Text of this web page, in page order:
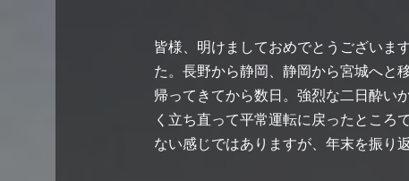
皆様、明けましておめでとうございます
た。長野から静岡、静岡から宮城へと
帰ってきてから数日。強烈な二日酔い
く立ち直って平常運転に戻ったところ
ない感じではありますが、年末を振り